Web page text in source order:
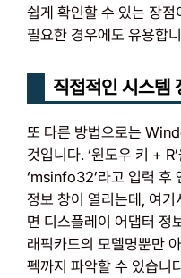
쉽게 확인할 수 있는 장
필요한 경우에도 유용합
직접적인 시스템
또 다른 방법으로는
것입니다. ‘윈도우 키 +
‘msinfo32’라고 입력 후
정보 창이 열리는데, 여
면 디스플레이 어댑터 정
래픽카드의 모델명뿐만
펙까지 파악할 수 있습니